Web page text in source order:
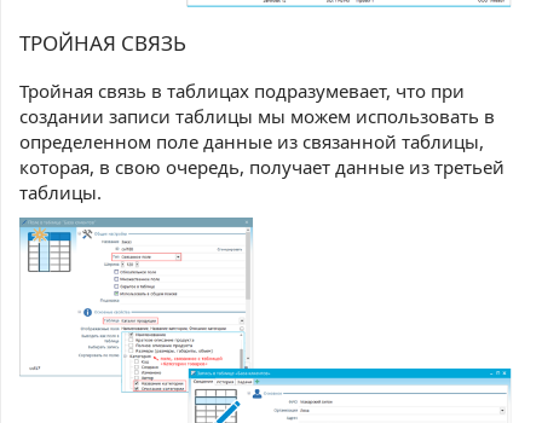
ТРОЙНАЯ СВЯЗЬ
Тройная связь в таблицах подразумевает, что при
создании записи таблицы мы можем использовать в
определенном поле данные из связанной таблицы,
которая, в свою очередь, получает данные из третьей
таблицы.